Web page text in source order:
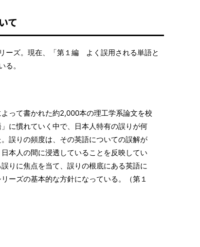
て
ーズ。現在、「第１編 よく誤用される単語と
。
って書かれた約2,000本の理工学系論文を校
に慣れていく中で、日本人特有の誤りが何
誤りの頻度は、その英語についての誤解が
本人の間に浸透していることを反映してい
りに焦点を当て、誤りの根底にある英語に
ーズの基本的な方針になっている。（第１